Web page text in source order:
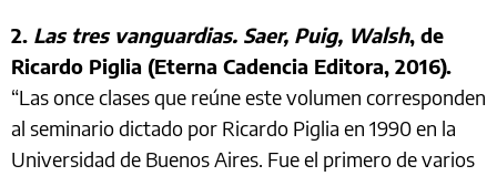
2. Las tres vanguardias. Saer, Puig, Walsh, de
Ricardo Piglia (Eterna Cadencia Editora, 2016).
“Las once clases que reúne este volumen corresponden
al seminario dictado por Ricardo Piglia en 1990 en la
Universidad de Buenos Aires. Fue el primero de varios